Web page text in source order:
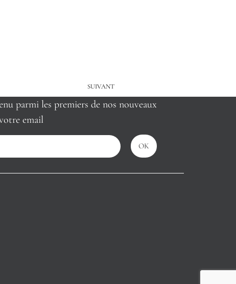
SUIVANT
parmi les premiers de nos nouveaux
email
OK